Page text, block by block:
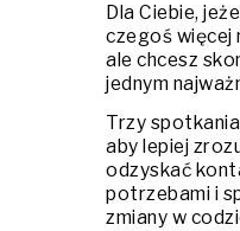
Dla Ciebie,
czegoś więcej
ale chcesz
jednym
Trzy
aby lepiej
odzyskać
potrzebami i
zmiany w